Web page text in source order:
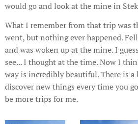
would go and look at the mine in
What I remember from that trip was
went, but nothing ever happened.
and was woken up at the mine. I
see... I thought at the time. Now I
way is incredibly beautiful. There is a
discover new things every time you
be more trips for me.